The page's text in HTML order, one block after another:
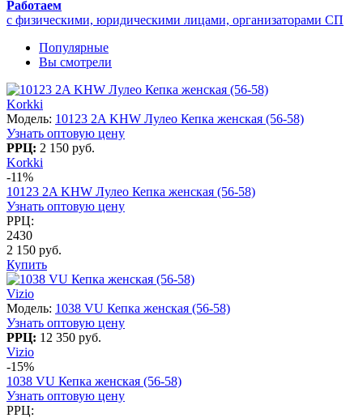
Работаем
с физическими, юридическими лицами, организаторами СП
Популярные
Вы смотрели
Korkki
Модель: 10123 2A KHW Лулео Кепка женская (56-58)
Узнать оптовую цену
РРЦ: 2 150 руб.
Korkki
-11%
10123 2A KHW Лулео Кепка женская (56-58)
Узнать оптовую цену
РРЦ:
2430
2 150 руб.
Купить
Vizio
Модель: 1038 VU Кепка женская (56-58)
Узнать оптовую цену
РРЦ: 12 350 руб.
Vizio
-15%
1038 VU Кепка женская (56-58)
Узнать оптовую цену
РРЦ: